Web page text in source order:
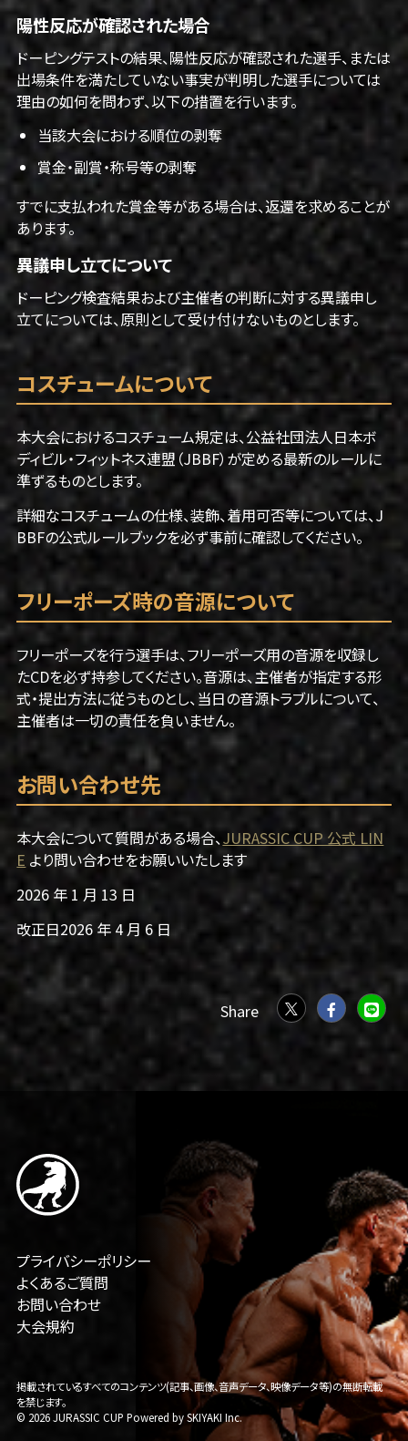
陽性反応が確認された場合
ドーピングテストの結果、陽性反応が確認された選手、または
出場条件を満たしていない事実が判明した選手については
理由の如何を問わず、以下の措置を行います。
当該大会における順位の剥奪
賞金・副賞・称号等の剥奪
すでに支払われた賞金等がある場合は、返還を求めることが
あります。
異議申し立てについて
ドーピング検査結果および主催者の判断に対する異議申し
立てについては、原則として受け付けないものとします。
コスチュームについて
本大会におけるコスチューム規定は、公益社団法人日本ボ
ディビル・フィットネス連盟（JBBF）が定める最新のルールに
準ずるものとします。
詳細なコスチュームの仕様、装飾、着用可否等については、J
BBFの公式ルールブックを必ず事前に確認してください。
フリーポーズ時の音源について
フリーポーズを行う選手は、フリーポーズ用の音源を収録し
たCDを必ず持参してください。音源は、主催者が指定する形
式・提出方法に従うものとし、当日の音源トラブルについて、
主催者は一切の責任を負いません。
お問い合わせ先
本大会について質問がある場合、JURASSIC CUP 公式 LIN
E より問い合わせをお願いいたします
2026 年 1 月 13 日
改正日2026 年 4 月 6 日
プライバシーポリシー
よくあるご質問
お問い合わせ
大会規約
掲載されているすべてのコンテンツ(記事、画像、音声データ、映像データ等)の無断転載
を禁じます。
© 2026 JURASSIC CUP Powered bySKIYAKI Inc.